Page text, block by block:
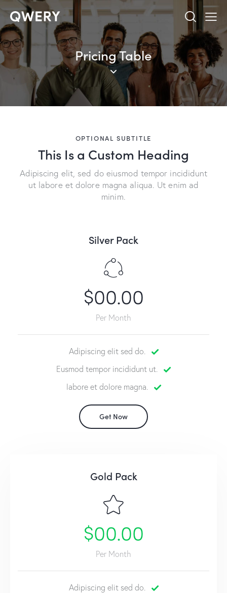
Pricing Table
OPTIONAL SUBTITLE
This Is a Custom Heading
Adipiscing elit, sed do eiusmod tempor incididunt
ut labore et dolore magna aliqua. Ut enim ad
minim.
Silver Pack
$00.00
Per Month
Adipiscing elit sed do.
Eusmod tempor incididunt ut.
labore et dolore magna.
Get Now
Gold Pack
$00.00
Per Month
Adipiscing elit sed do.